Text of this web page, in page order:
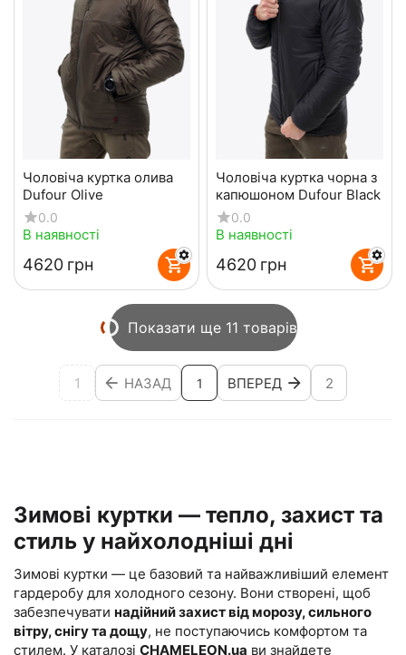
Чоловіча куртка олива
Dufour Olive
0.0
В наявності
‍4620‍ грн
Чоловіча куртка чорна з
капюшоном Dufour Black
0.0
В наявності
‍4620‍ грн
Показати ще 11 товарів
1 НАЗАД 1 ВПЕРЕД 2
Зимові куртки — тепло, захист та
стиль у найхолодніші дні
Зимові куртки — це базовий та найважливіший елемент
гардеробу для холодного сезону. Вони створені, щоб
забезпечувати надійний захист від морозу, сильного
вітру, снігу та дощу, не поступаючись комфортом та
стилем. У каталозі CHAMELEON.ua ви знайдете